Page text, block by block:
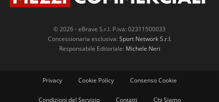
© 2026 - eBrave S.r.l. P.iva: 02311500033
Concessionaria esclusiva: Sport Network S.r.l.
Responsabile Editoriale: Michele Neri
Privacy Cookie Policy Consenso Cookie
Condizioni del Servizio Contatti Chi Siamo